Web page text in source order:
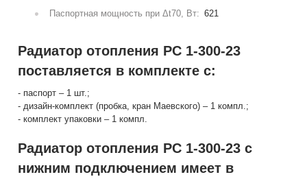
Паспортная мощность при Δt70, Вт: 621
Радиатор отопления РС 1-300-23
поставляется в комплекте с:
- паспорт – 1 шт.;
- дизайн-комплект (пробка, кран Маевского) – 1 компл.;
- комплект упаковки – 1 компл.
Радиатор отопления РС 1-300-23 с
нижним подключением имеет в